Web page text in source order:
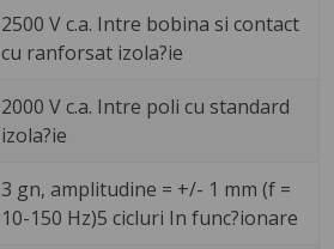
2500 V c.a. Intre bobina si contact
cu ranforsat izola?ie
2000 V c.a. Intre poli cu standard
izola?ie
3 gn, amplitudine = +/- 1 mm (f =
10-150 Hz)5 cicluri In func?ionare